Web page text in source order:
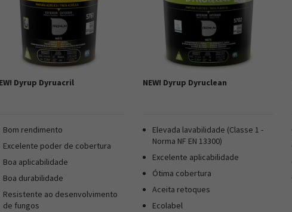
Dyrup Dyruacril
Bom rendimento
Excelente poder de cobertura
Boa aplicabilidade
Boa durabilidade
Resistente ao desenvolvimento
de fungos
NEW! Dyrup Dyruclean
Elevada lavabilidade (Classe 1 -
Norma NF EN 13300)
Excelente aplicabilidade
Ótima cobertura
Aceita retoques
Ecolabel